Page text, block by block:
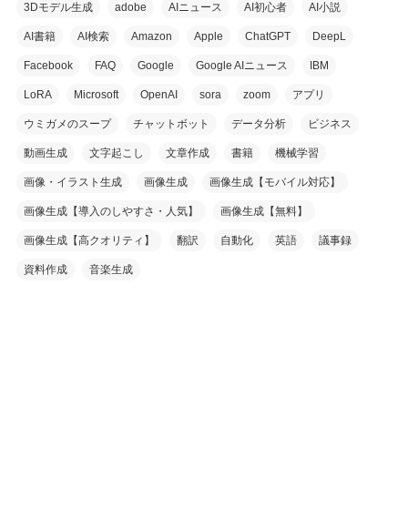
3Dモデル生成 adobe AIニュース AI初心者 AI小説
AI書籍 AI検索 Amazon Apple ChatGPT DeepL
Facebook FAQ Google Google AIニュース IBM
LoRA Microsoft OpenAI sora zoom アプリ
ウミガメのスープ チャットボット データ分析 ビジネス
動画生成 文字起こし 文章作成 書籍 機械学習
画像・イラスト生成 画像生成 画像生成【モバイル対応】
画像生成【導入のしやすさ・人気】 画像生成【無料】
画像生成【高クオリティ】 翻訳 自動化 英語 議事録
資料作成 音楽生成